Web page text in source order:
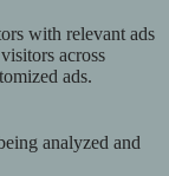
with relevant ads
across
ads.
analyzed and